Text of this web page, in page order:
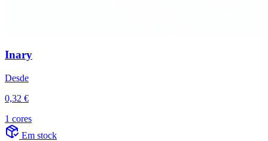
Inary
Desde
0,32 €
1 cores
Em stock